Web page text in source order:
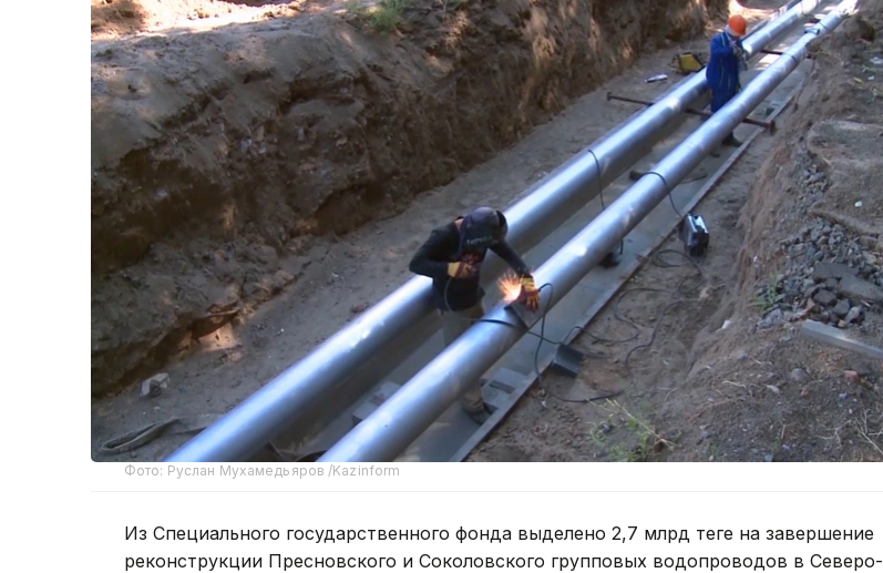
Фото: Руслан Мухамедьяров /Kazinform
Из Специального государственного фонда выделено 2,7 млрд теңге на завершение
реконструкции Пресновского и Соколовского групповых водопроводов в Северо-